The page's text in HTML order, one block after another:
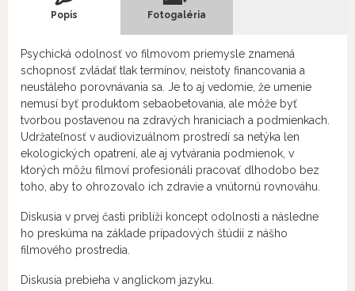
Popis Fotogaléria
Psychická odolnosť vo filmovom priemysle znamená
schopnosť zvládať tlak termínov, neistoty financovania a
neustáleho porovnávania sa. Je to aj vedomie, že umenie
nemusí byť produktom sebaobetovania, ale môže byť
tvorbou postavenou na zdravých hraniciach a podmienkach.
Udržateľnosť v audiovizuálnom prostredí sa netýka len
ekologických opatrení, ale aj vytvárania podmienok, v
ktorých môžu filmoví profesionáli pracovať dlhodobo bez
toho, aby to ohrozovalo ich zdravie a vnútornú rovnováhu.
Diskusia v prvej časti priblíži koncept odolnosti a následne
ho preskúma na základe prípadových štúdií z nášho
filmového prostredia.
Diskusia prebieha v anglickom jazyku.